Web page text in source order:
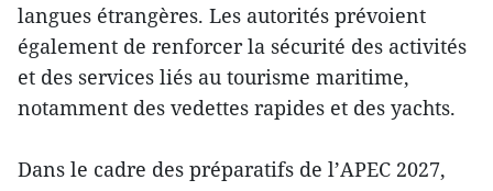
langues étrangères. Les autorités prévoient
également de renforcer la sécurité des activités
et des services liés au tourisme maritime,
notamment des vedettes rapides et des yachts.
Dans le cadre des préparatifs de l’APEC 2027,